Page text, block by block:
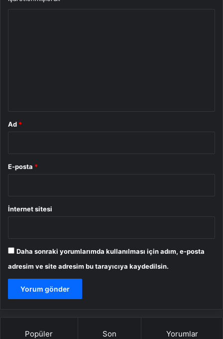
Ad *
E-posta *
İnternet sitesi
Daha sonraki yorumlarımda kullanılması için adım, e-posta
adresim ve site adresim bu tarayıcıya kaydedilsin.
Popüler Son Yorumlar